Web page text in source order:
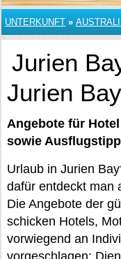
UNTERKUNFT »
Jurien
Jurien
Angebote für
sowie
Urlaub in Jurien
dafür entdeckt man
Die Angebote der
schicken Hotels,
vorwiegend an
vorgeschlagen: